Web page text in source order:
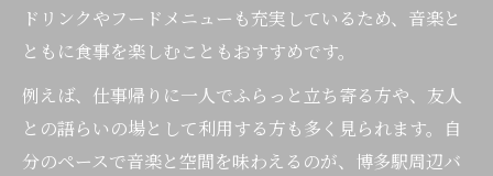
ドリンクやフードメニューも充実しているため、音楽と
ともに食事を楽しむこともおすすめです。
例えば、仕事帰りに一人でふらっと立ち寄る方や、友人
との語らいの場として利用する方も多く見られます。自
分のペースで音楽と空間を味わえるのが、博多駅周辺バ